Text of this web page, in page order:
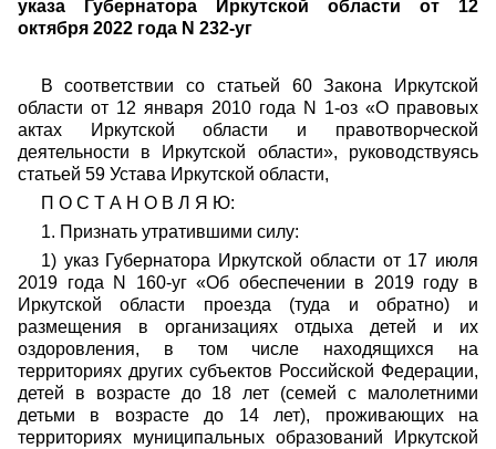
указа Губернатора Иркутской области от 12
октября 2022 года N 232-уг
В соответствии со статьей 60 Закона Иркутской
области от 12 января 2010 года N 1-оз «О правовых
актах Иркутской области и правотворческой
деятельности в Иркутской области», руководствуясь
статьей 59 Устава Иркутской области,
П О С Т А Н О В Л Я Ю:
1. Признать утратившими силу:
1) указ Губернатора Иркутской области от 17 июля
2019 года N 160-уг «Об обеспечении в 2019 году в
Иркутской области проезда (туда и обратно) и
размещения в организациях отдыха детей и их
оздоровления, в том числе находящихся на
территориях других субъектов Российской Федерации,
детей в возрасте до 18 лет (семей с малолетними
детьми в возрасте до 14 лет), проживающих на
территориях муниципальных образований Иркутской